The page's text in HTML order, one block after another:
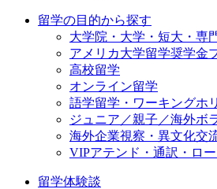
留学の目的から探す
大学院・大学・短大・専
アメリカ大学留学奨学金
高校留学
オンライン留学
語学留学・ワーキングホ
ジュニア／親子／海外ボ
海外企業視察・異文化交
VIPアテンド・通訳・ロ
留学体験談